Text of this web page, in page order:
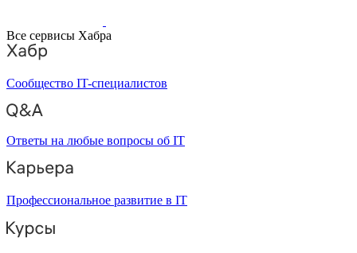
Все сервисы Хабра
Сообщество IT-специалистов
Ответы на любые вопросы об IT
Профессиональное развитие в IT